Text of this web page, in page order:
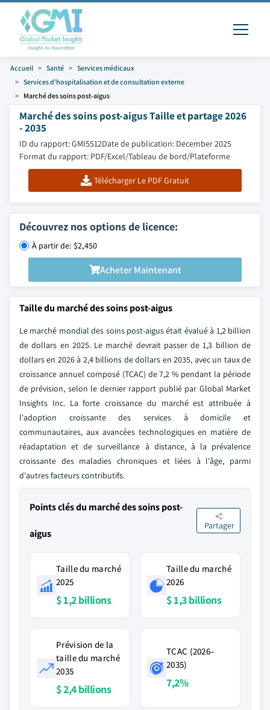
Accueil Santé
Services médicaux
Services d’hospitalisation et de consultation externe
Marché des soins post-aigus
Marché des soins post-aigus Taille et partage 2026
- 2035
ID du rapport: GMI5512Date de publication: December 2025
Format du rapport: PDF/Excel/Tableau de bord/Plateforme
Télécharger Le PDF Gratuit
Découvrez nos options de licence:
À partir de: $2,450
Acheter Maintenant
Taille du marché des soins post-aigus
Le marché mondial des soins post-aigus était évalué à 1,2 billion
de dollars en 2025. Le marché devrait passer de 1,3 billion de
dollars en 2026 à 2,4 billions de dollars en 2035, avec un taux de
croissance annuel composé (TCAC) de 7,2 % pendant la période
de prévision, selon le dernier rapport publié par Global Market
Insights Inc. La forte croissance du marché est attribuée à
l'adoption croissante des services à domicile et
communautaires, aux avancées technologiques en matière de
réadaptation et de surveillance à distance, à la prévalence
croissante des maladies chroniques et liées à l'âge, parmi
d'autres facteurs contributifs.
Points clés du marché des soins post-
aigus
Partager
Taille du marché
2025
$ 1,2 billions
Taille du marché
2026
$ 1,3 billions
Prévision de la
taille du marché
2035
$ 2,4 billions
TCAC (2026–
2035)
7,2%